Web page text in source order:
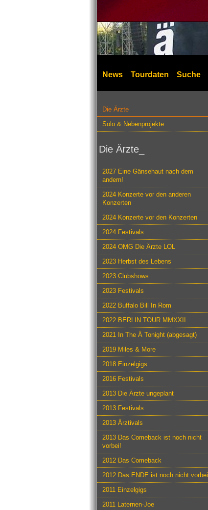
News Tourdaten Suche
Die Ärzte
Solo & Nebenprojekte
Die Ärzte_
2027 Eine Gänsehaut nach dem
andern!
2024 Konzerte vor den anderen
Konzerten
2024 Konzerte vor den Konzerten
2024 Festivals
2024 OMG Die Ärzte LOL
2023 Herbst des Lebens
2023 Clubshows
2023 Festivals
2022 Buffalo Bill In Rom
2022 BERLIN TOUR MMXXII
2021 In The Ä Tonight (abgesagt)
2019 Miles & More
2018 Einzelgigs
2016 Festivals
2013 Die Ärzte ungeplant
2013 Festivals
2013 Ärztivals
2013 Das Comeback ist noch nicht
vorbei!
2012 Das Comeback
2012 Das ENDE ist noch nicht vorbei
2011 Einzelgigs
2011 Laternen-Joe